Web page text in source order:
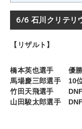
6/6 石川クリテリ
【リザルト】
橋本英也選手 優勝
馬場慶三郎選手 10
竹田天飛選手 DNF
山田駿太郎選手 DNF